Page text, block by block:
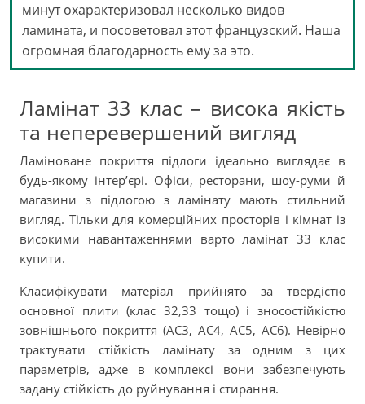
минут охарактеризовал несколько видов
ламината, и посоветовал этот французский. Наша
огромная благодарность ему за это.
Ламінат 33 клас – висока якість
та неперевершений вигляд
Ламіноване покриття підлоги ідеально виглядає в
будь-якому інтер’єрі. Офіси, ресторани, шоу-руми й
магазини з підлогою з ламінату мають стильний
вигляд. Тільки для комерційних просторів і кімнат із
високими навантаженнями варто ламінат 33 клас
купити.
Класифікувати матеріал прийнято за твердістю
основної плити (клас 32,33 тощо) і зносостійкістю
зовнішнього покриття (АС3, AC4, АС5, AC6). Невірно
трактувати стійкість ламінату за одним з цих
параметрів, адже в комплексі вони забезпечують
задану стійкість до руйнування і стирання.